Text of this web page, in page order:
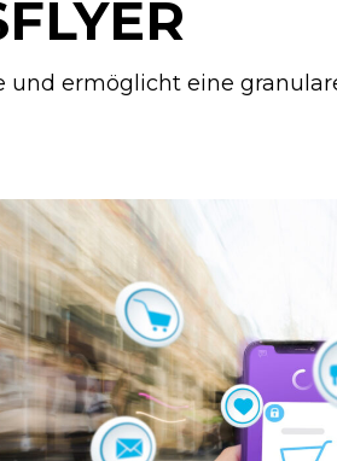
ermöglicht eine